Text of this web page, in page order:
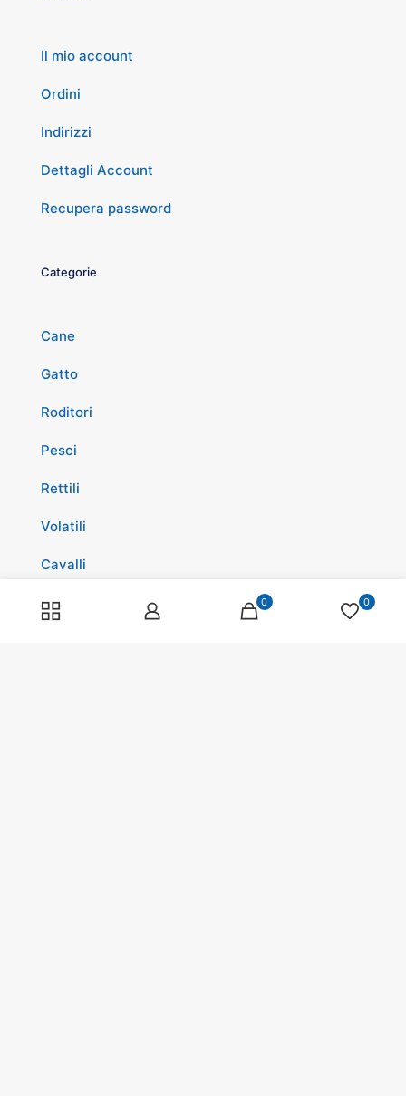
Il mio account
Ordini
Indirizzi
Dettagli Account
Recupera password
Categorie
Cane
Gatto
Roditori
Pesci
Rettili
Volatili
Cavalli
Promozioni 0 0